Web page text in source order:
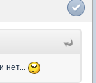
нет...